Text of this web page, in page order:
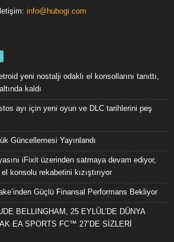
İletişim: info@hubogi.com
yeni nostalji odaklı el konsollarını tanıttı,
kaldı
ayı için yeni oyun ve DLC tarihlerini peş
Güncellemesi Yayınlandı
iFixit üzerinden satmaya devam ediyor,
konsolu rekabetini kızıştırıyor
Güçlü Finansal Performans Bekliyor
BELLINGHAM, 25 EYLÜL’DE DÜNYA
EA SPORTS FC™ 27’DE SİZLERİ